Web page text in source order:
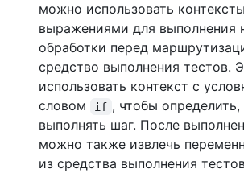
можно использовать
выражениями для выполнения
обработки перед
средство выполнения тестов.
использовать контекст с
словом
if , чтобы определить,
выполнять шаг. После
можно также извлечь
из средства выполнения